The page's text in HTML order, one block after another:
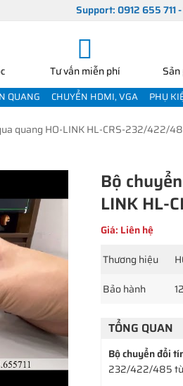
Support: 0912 655 711
Tư vấn miễn phí
QUANG CHUYỂN HDMI, VGA PHỤ
quang HO-LINK HL-CRS-232/422/
Bộ
LINK HL-
Giá: Liên hệ
Thương hiệu
Bảo hành
TỔNG QUAN
Bộ chuyển đổi
232/422/485 từ